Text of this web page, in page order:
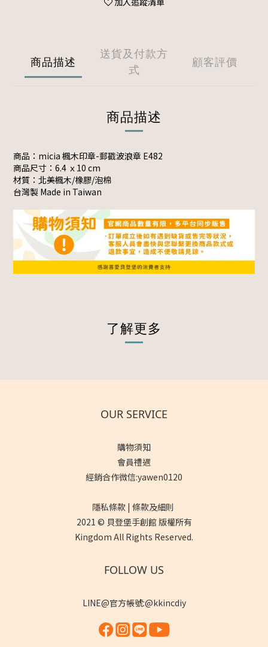
商品描述
送貨及付款方
式
顧客評價
商品描述
商品：micia 楓木印章-郵戳波浪章 E482
商品尺寸： 6.4 ｘ10 cm
材質：北美楓木/橡膠/泡棉
台灣製 Made in Taiwan
了解更多
OUR SERVICE
購物須知
會員禮遇
經銷合作微信:yawen0120
隱私條款 | 條款及細則
2021 © 貝登堡手創館 版權所有
Kingdom All Rights Reserved.
FOLLOW US
LINE@官方帳號:@kkincdiy